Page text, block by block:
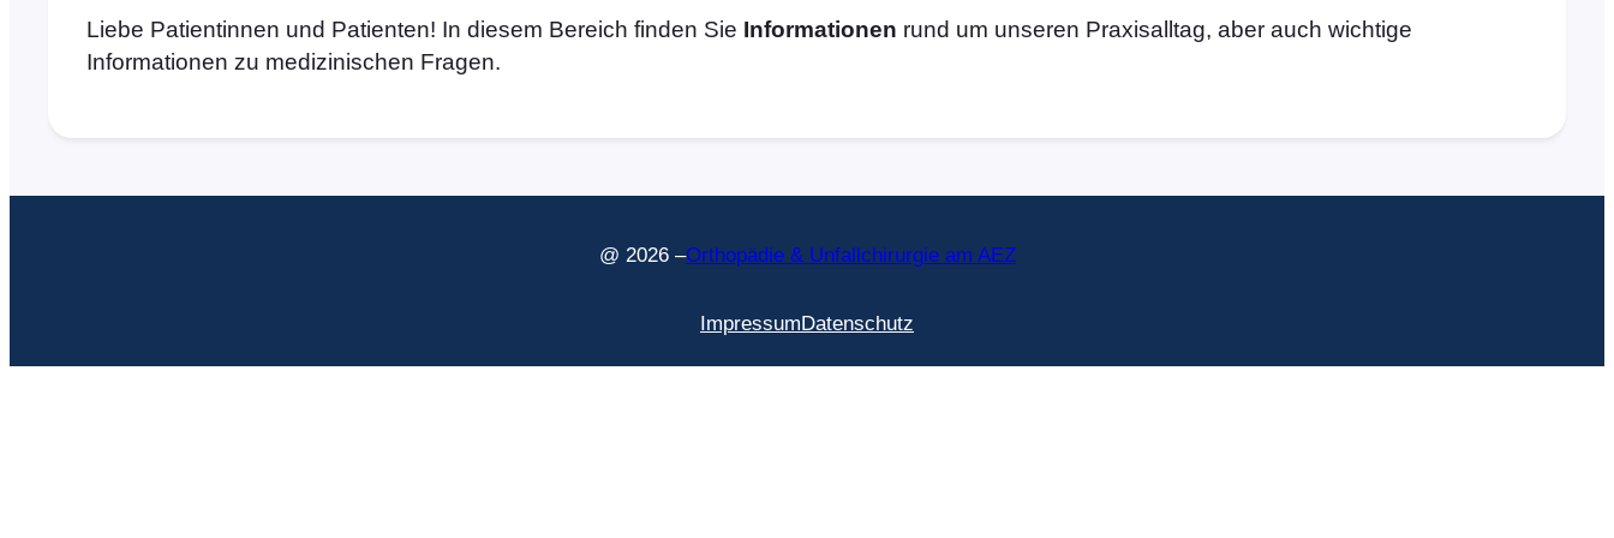
Liebe Patientinnen und Patienten! In diesem Bereich finden Sie Informationen rund um unseren Praxisalltag, aber auch wichtige
Informationen zu medizinischen Fragen.
@ 2026 –Orthopädie & Unfallchirurgie am AEZ
ImpressumDatenschutz